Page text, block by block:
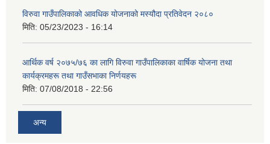
विरुवा गाउँपालिकाको आवधिक योजनाको मस्यौदा प्रतिवेदन २०८०
मिति: 05/23/2023 - 16:14
आर्थिक वर्ष २०७५/७६ का लागि विरुवा गाउँपालिकाका वार्षिक योजना तथा
कार्यक्रमहरू तथा गाउँसभाका निर्णयहरू
मिति: 07/08/2018 - 22:56
अन्य